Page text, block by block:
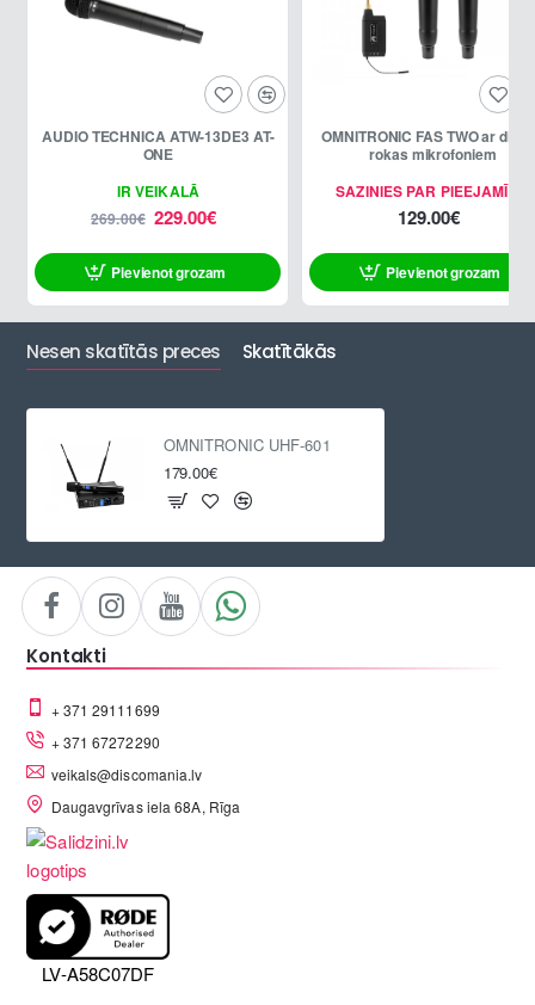
ATLAIDE
-15%
IR VEIKALĀ
AUDIO TECHNICA ATW-13DE3 AT-
ONE
229.00€
269.00€
Pievienot grozam
SAZINIES PAR PIEEJAMĪBU
OMNITRONIC FAS TWO ar
rokas mikrofoniem
129.00€
Pievienot grozam
Nesen skatītās preces Skatītākās
OMNITRONIC UHF-601
179.00€
Kontakti
+ 371 29111699
+ 371 67272290
veikals@discomania.lv
Daugavgrīvas iela 68A, Rīga
LV-A58C07DF